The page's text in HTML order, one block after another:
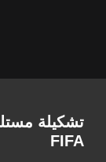
تشكيلة
FIFA